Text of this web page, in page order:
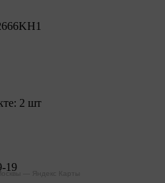
2 шт
19
— Яндекс Карты